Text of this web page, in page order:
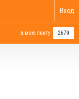
Вход
в мою ленту 2679